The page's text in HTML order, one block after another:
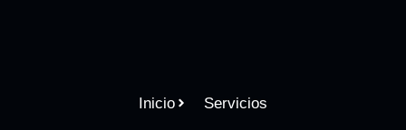
Inicio Servicios